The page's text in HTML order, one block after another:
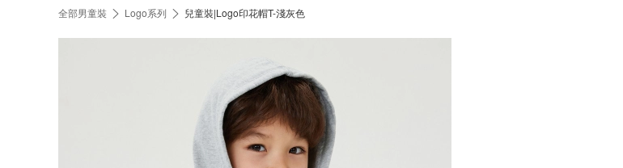
立即選購
全部男童裝 Logo系列 兒童裝|Logo印花帽T-淺灰色